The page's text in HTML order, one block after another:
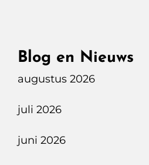
Blog en Nieuws
augustus 2026
juli 2026
juni 2026